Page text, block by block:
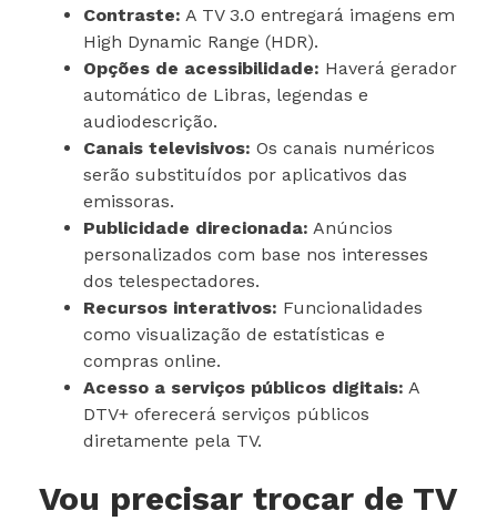
Contraste: A TV 3.0 entregará imagens em
High Dynamic Range (HDR).
Opções de acessibilidade: Haverá gerador
automático de Libras, legendas e
audiodescrição.
Canais televisivos: Os canais numéricos
serão substituídos por aplicativos das
emissoras.
Publicidade direcionada: Anúncios
personalizados com base nos interesses
dos telespectadores.
Recursos interativos: Funcionalidades
como visualização de estatísticas e
compras online.
Acesso a serviços públicos digitais: A
DTV+ oferecerá serviços públicos
diretamente pela TV.
Vou precisar trocar de TV